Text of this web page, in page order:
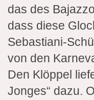
das des
dass diese
Sebastiani-
von den
Den Klöppel
Jonges“ dazu.